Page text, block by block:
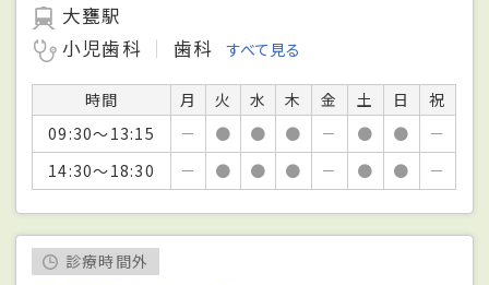
大甕駅
小児歯科
歯科 すべて見る
時間 月 火 水 木 金 土 日
祝
09:30～13:15
－ ● ● ● － ● ●
－
14:30～18:30
－ ● ● ● － ● ● －
診療時間外